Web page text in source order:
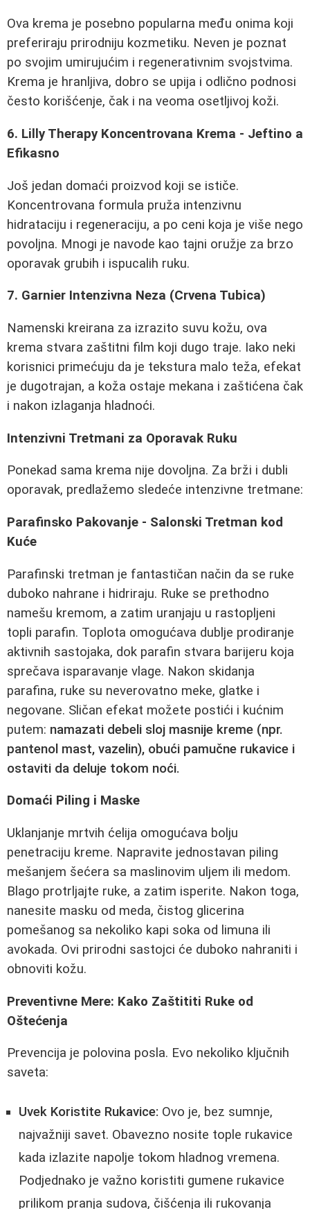
Ova krema je posebno popularna među onima koji
preferiraju prirodniju kozmetiku. Neven je poznat
po svojim umirujućim i regenerativnim svojstvima.
Krema je hranljiva, dobro se upija i odlično podnosi
često korišćenje, čak i na veoma osetljivoj koži.
6. Lilly Therapy Koncentrovana Krema - Jeftino a
Efikasno
Još jedan domaći proizvod koji se ističe.
Koncentrovana formula pruža intenzivnu
hidrataciju i regeneraciju, a po ceni koja je više nego
povoljna. Mnogi je navode kao tajni oružje za brzo
oporavak grubih i ispucalih ruku.
7. Garnier Intenzivna Neza (Crvena Tubica)
Namenski kreirana za izrazito suvu kožu, ova
krema stvara zaštitni film koji dugo traje. Iako neki
korisnici primećuju da je tekstura malo teža, efekat
je dugotrajan, a koža ostaje mekana i zaštićena čak
i nakon izlaganja hladnoći.
Intenzivni Tretmani za Oporavak Ruku
Ponekad sama krema nije dovoljna. Za brži i dubli
oporavak, predlažemo sledeće intenzivne tretmane:
Parafinsko Pakovanje - Salonski Tretman kod
Kuće
Parafinski tretman je fantastičan način da se ruke
duboko nahrane i hidriraju. Ruke se prethodno
namešu kremom, a zatim uranjaju u rastopljeni
topli parafin. Toplota omogućava dublje prodiranje
aktivnih sastojaka, dok parafin stvara barijeru koja
sprečava isparavanje vlage. Nakon skidanja
parafina, ruke su neverovatno meke, glatke i
negovane. Sličan efekat možete postići i kućnim
putem: namazati debeli sloj masnije kreme (npr.
pantenol mast, vazelin), obući pamučne rukavice i
ostaviti da deluje tokom noći.
Domaći Piling i Maske
Uklanjanje mrtvih ćelija omogućava bolju
penetraciju kreme. Napravite jednostavan piling
mešanjem šećera sa maslinovim uljem ili medom.
Blago protrljajte ruke, a zatim isperite. Nakon toga,
nanesite masku od meda, čistog glicerina
pomešanog sa nekoliko kapi soka od limuna ili
avokada. Ovi prirodni sastojci će duboko nahraniti i
obnoviti kožu.
Preventivne Mere: Kako Zaštititi Ruke od
Oštećenja
Prevencija je polovina posla. Evo nekoliko ključnih
saveta:
Uvek Koristite Rukavice: Ovo je, bez sumnje,
najvažniji savet. Obavezno nosite tople rukavice
kada izlazite napolje tokom hladnog vremena.
Podjednako je važno koristiti gumene rukavice
prilikom pranja sudova, čišćenja ili rukovanja